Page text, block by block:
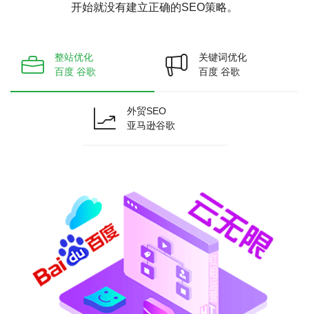
开始就没有建立正确的SEO策略。
整站优化
百度 谷歌
关键词优化
百度 谷歌
外贸SEO
亚马逊谷歌